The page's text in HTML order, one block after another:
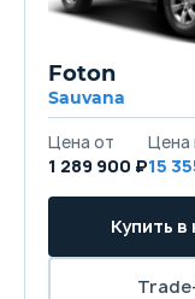
Foton
Sauvana
1 289 900 ₽15